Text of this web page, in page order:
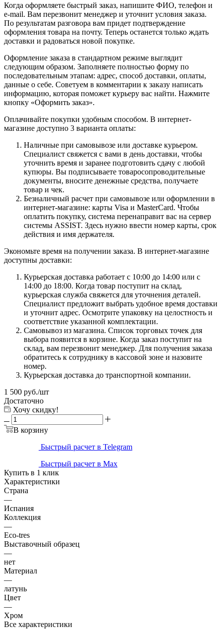
Когда оформляете быстрый заказ, напишите ФИО, телефон и
e-mail. Вам перезвонит менеджер и уточнит условия заказа.
По результатам разговора вам придет подтверждение
оформления товара на почту. Теперь останется только ждать
доставки и радоваться новой покупке.
Оформление заказа в стандартном режиме выглядит
следующим образом. Заполняете полностью форму по
последовательным этапам: адрес, способ доставки, оплаты,
данные о себе. Советуем в комментарии к заказу написать
информацию, которая поможет курьеру вас найти. Нажмите
кнопку «Оформить заказ».
Оплачивайте покупки удобным способом. В интернет-
магазине доступно 3 варианта оплаты:
Наличные при самовывозе или доставке курьером.
Специалист свяжется с вами в день доставки, чтобы
уточнить время и заранее подготовить сдачу с любой
купюры. Вы подписываете товаросопроводительные
документы, вносите денежные средства, получаете
товар и чек.
Безналичный расчет при самовывозе или оформлении в
интернет-магазине: карты Visa и MasterCard. Чтобы
оплатить покупку, система перенаправит вас на сервер
системы ASSIST. Здесь нужно ввести номер карты, срок
действия и имя держателя.
Экономьте время на получении заказа. В интернет-магазине
доступны доставки:
Курьерская доставка работает с 10:00 до 14:00 или с
14:00 до 18:00. Когда товар поступит на склад,
курьерская служба свяжется для уточнения деталей.
Специалист предложит выбрать удобное время доставки
и уточнит адрес. Осмотрите упаковку на целостность и
соответствие указанной комплектации.
Самовывоз из магазина. Список торговых точек для
выбора появится в корзине. Когда заказ поступит на
склад, вам перезвонит менеджер. Для получения заказа
обратитесь к сотруднику в кассовой зоне и назовите
номер.
Курьерская доставка до транспортной компании.
1 500 руб./шт
Достаточно
Хочу скидку!
В корзину
Быстрый расчет в Telegram
Быстрый расчет в Max
Купить в 1 клик
Характеристики
Страна
—
Испания
Коллекция
—
Eco-tres
Выставочный образец
—
нет
Материал
—
латунь
Цвет
—
Хром
Все характеристики